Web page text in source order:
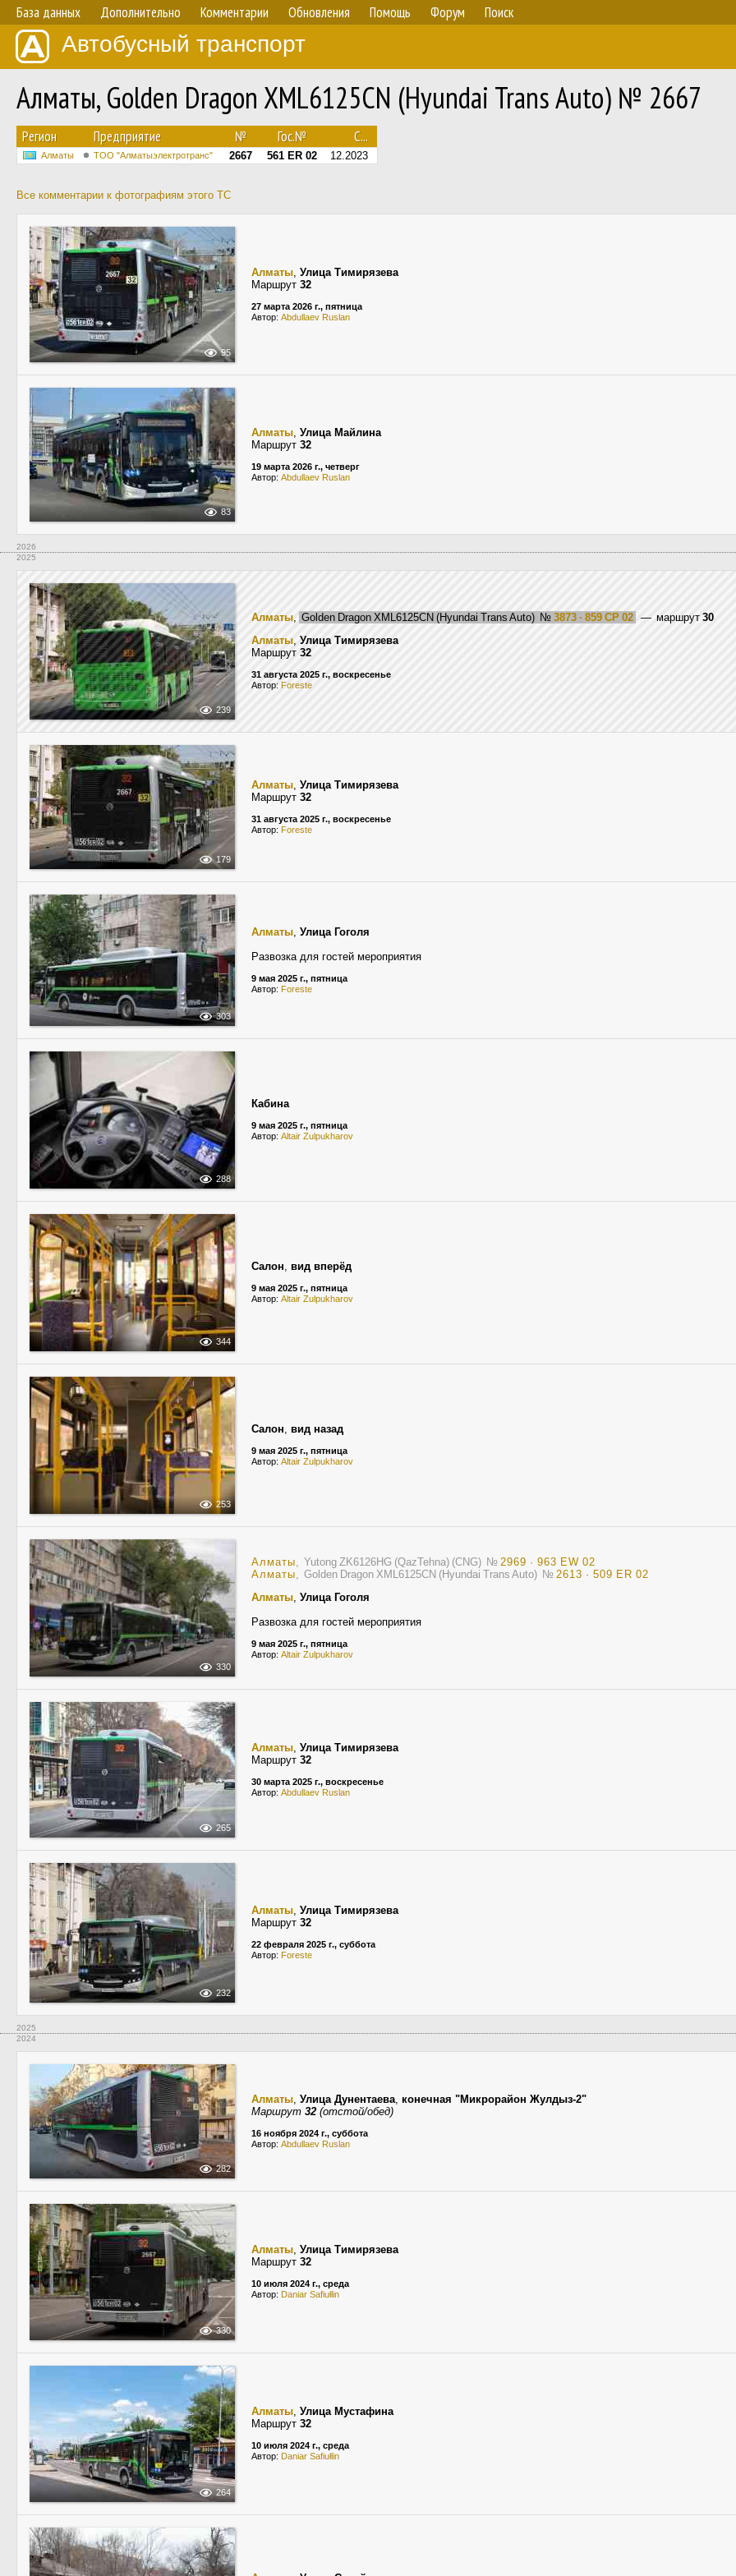
База данных Дополнительно Комментарии Обновления Помощь Форум Поиск
Автобусный транспорт
Алматы, Golden Dragon XML6125CN (Hyundai Trans Auto) № 2667
Регион Предприятие № Гос.№ С...
Алматы ТОО "Алматыэлектротранс" 2667 561 ER 02 12.2023
Все комментарии к фотографиям этого ТС
95
Алматы, Улица Тимирязева
Маршрут 32
27 марта 2026 г., пятница
Автор: Abdullaev Ruslan
83
Алматы, Улица Майлина
Маршрут 32
19 марта 2026 г., четверг
Автор: Abdullaev Ruslan
2026
2025
239
Алматы, Golden Dragon XML6125CN (Hyundai Trans Auto) № 3873 · 859 CP 02 — маршрут 30
Алматы, Улица Тимирязева
Маршрут 32
31 августа 2025 г., воскресенье
Автор: Foreste
179
Алматы, Улица Тимирязева
Маршрут 32
31 августа 2025 г., воскресенье
Автор: Foreste
303
Алматы, Улица Гоголя
Развозка для гостей мероприятия
9 мая 2025 г., пятница
Автор: Foreste
288
Кабина
9 мая 2025 г., пятница
Автор: Altair Zulpukharov
344
Салон, вид вперёд
9 мая 2025 г., пятница
Автор: Altair Zulpukharov
253
Салон, вид назад
9 мая 2025 г., пятница
Автор: Altair Zulpukharov
330
Алматы, Yutong ZK6126HG (QazTehna) (CNG) № 2969 · 963 EW 02
Алматы, Golden Dragon XML6125CN (Hyundai Trans Auto) № 2613 · 509 ER 02
Алматы, Улица Гоголя
Развозка для гостей мероприятия
9 мая 2025 г., пятница
Автор: Altair Zulpukharov
265
Алматы, Улица Тимирязева
Маршрут 32
30 марта 2025 г., воскресенье
Автор: Abdullaev Ruslan
232
Алматы, Улица Тимирязева
Маршрут 32
22 февраля 2025 г., суббота
Автор: Foreste
2025
2024
282
Алматы, Улица Дунентаева, конечная "Микрорайон Жулдыз-2"
Маршрут 32 (отстой/обед)
16 ноября 2024 г., суббота
Автор: Abdullaev Ruslan
330
Алматы, Улица Тимирязева
Маршрут 32
10 июля 2024 г., среда
Автор: Daniar Safiułlin
264
Алматы, Улица Мустафина
Маршрут 32
10 июля 2024 г., среда
Автор: Daniar Safiułlin